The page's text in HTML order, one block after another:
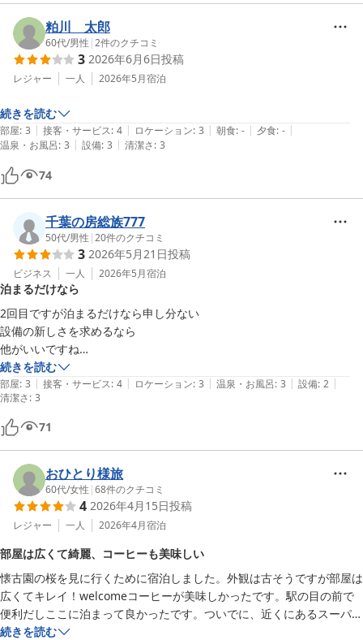
自由に飲めます。
設備の古さについては、相応に料金設定を低く抑えているので良心的だ
と思います。
フロントスタッフさんはアットホームな感じでした。
粕川 太郎
60代/男性 |2件のクチコミ
3 2026年6月6日投稿
レジャー 一人 2026年5月宿泊
続きを読む
部屋: 3 | 接客・サービス: 4 | ロケーション: 3 | 朝食: - | 夕食: - |
温泉・お風呂: 3 | 設備: 3 | 清潔さ: 3
74
千葉の房総族777
50代/男性 |20件のクチコミ
3 2026年5月21日投稿
ビジネス 一人 2026年5月宿泊
泊まるだけなら
2回目ですが泊まるだけなら申し分ない
設備の新しさを求めるなら
他がいいですね
とにかく安いです
設備は古いけど
室内は清潔です
またお世話になります
続きを読む
部屋: 3 | 接客・サービス: 4 | ロケーション: 3 | 温泉・お風呂: 3 | 設備: 2 |
清潔さ: 3
71
おひとり様旅
60代/女性 |68件のクチコミ
4 2026年4月15日投稿
レジャー 一人 2026年4月宿泊
部屋は広くて綺麗、コーヒーも美味しい
懐古園の桜を見に行くために宿泊しました。外観は古そうですが部屋は
広くてキレイ！welcomeコーヒーが美味しかったです。駅の目の前で
便利だしここに泊まって良かったです。ついでに、近くにあるスーパー
ツルヤのPB商品が魅力的！是非立ち寄ってみて欲しいです。
続きを読む